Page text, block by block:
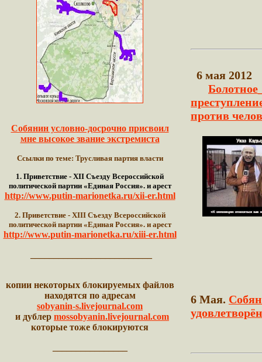
Собянин условно-досрочно присвоил
мне высокое звание экстремиста
Ссылки по теме: Трусливая партия власти
1. Приветствие - XII Съезду Всероссийской
политической партии «Единая Россия». и арест
http://www.putin-marionetka.ru/xii-er.html
2. Приветствие - XIII Съезду Всероссийской
политической партии «Единая Россия». и арест
http://www.putin-marionetka.ru/xiii-er.html
копии некоторых блокируемых файлов
находятся по адресам
sobyanin-s.livejournal.com
и дублер mossobyanin.livejournal.com
которые тоже блокируются
6 мая 2012
против
6 Мая.
удовлетворён